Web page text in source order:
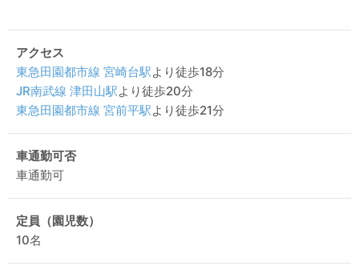
アクセス
東急田園都市線 宮崎台駅より徒歩18分
JR南武線 津田山駅より徒歩20分
東急田園都市線 宮前平駅より徒歩21分
車通勤可否
車通勤可
定員（園児数）
10名